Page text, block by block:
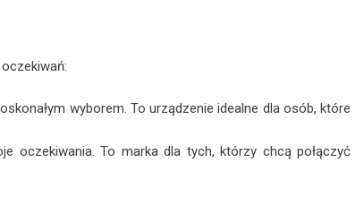
wyborem. To urządzenie idealne dla osób, które
oczekiwania. To marka dla tych, którzy chcą połączyć